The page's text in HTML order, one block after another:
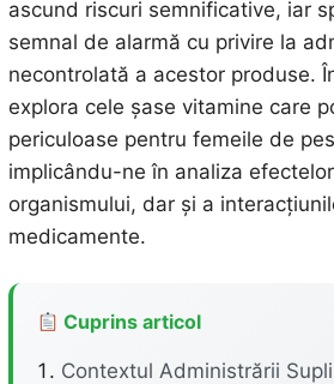
ascund riscuri semnificative, iar
semnal de alarmă cu privire la
necontrolată a acestor produse.
explora cele șase vitamine care
periculoase pentru femeile de
implicându-ne în analiza
organismului, dar și a
medicamente.
Cuprins articol
Contextul Administrării